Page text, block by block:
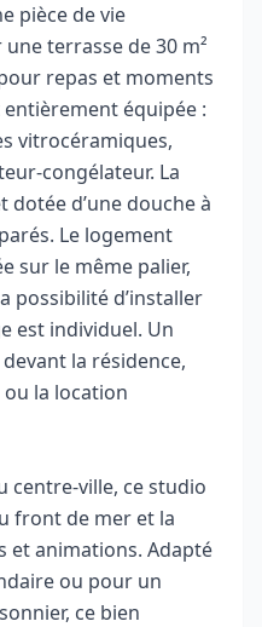
pièce de vie
terrasse de 30 m²
repas et moments
équipée :
vitrocéramiques,
congélateur. La
dotée d’une douche à
Le logement
sur le même palier,
possibilité d’installer
est individuel. Un
la résidence,
la location
centre-ville, ce studio
front de mer et la
et animations. Adapté
ou pour un
ce bien